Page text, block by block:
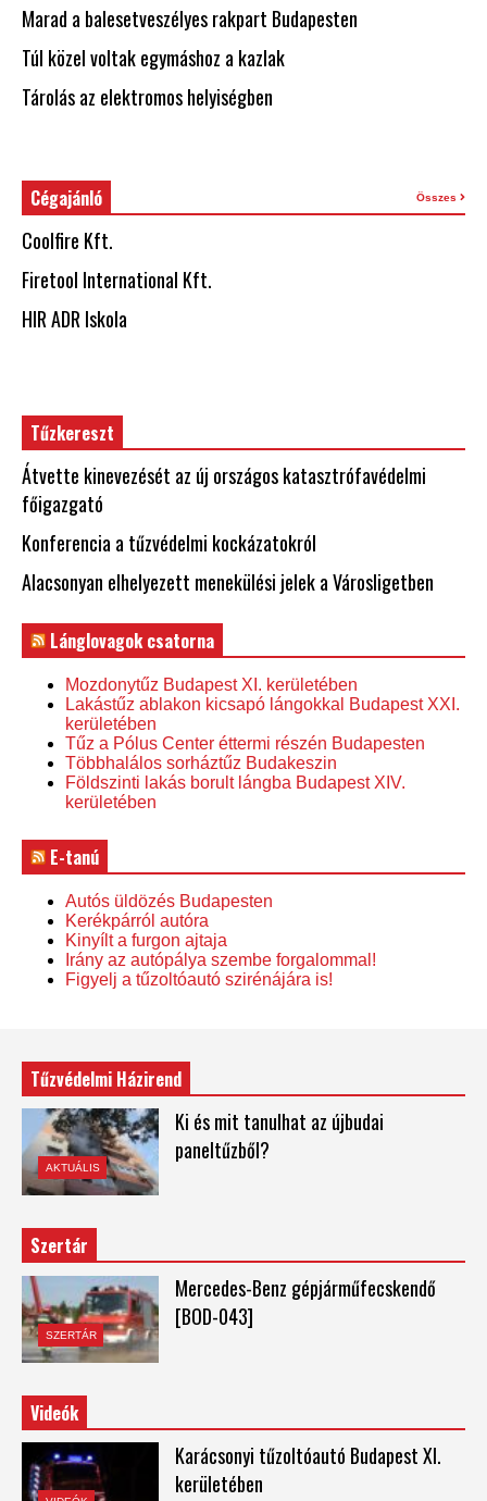
Marad a balesetveszélyes rakpart Budapesten
Túl közel voltak egymáshoz a kazlak
Tárolás az elektromos helyiségben
Cégajánló Összes
Coolfire Kft.
Firetool International Kft.
HIR ADR Iskola
Tűzkereszt
Átvette kinevezését az új országos katasztrófavédelmi
főigazgató
Konferencia a tűzvédelmi kockázatokról
Alacsonyan elhelyezett menekülési jelek a Városligetben
Lánglovagok csatorna
Mozdonytűz Budapest XI. kerületében
Lakástűz ablakon kicsapó lángokkal Budapest XXI.
kerületében
Tűz a Pólus Center éttermi részén Budapesten
Többhalálos sorháztűz Budakeszin
Földszinti lakás borult lángba Budapest XIV.
kerületében
E-tanú
Autós üldözés Budapesten
Kerékpárról autóra
Kinyílt a furgon ajtaja
Irány az autópálya szembe forgalommal!
Figyelj a tűzoltóautó szirénájára is!
Tűzvédelmi Házirend
AKTUÁLIS
Ki és mit tanulhat az újbudai
paneltűzből?
Szertár
SZERTÁR
Mercedes-Benz gépjárműfecskendő
[BOD-043]
Videók
Karácsonyi tűzoltóautó Budapest XI.
kerületében